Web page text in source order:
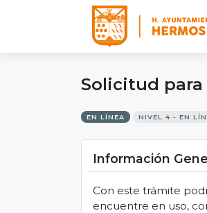
Solicitud
EN LÍNEA NIVEL 4 - EN
Información
Con este trámite
encuentre en uso,